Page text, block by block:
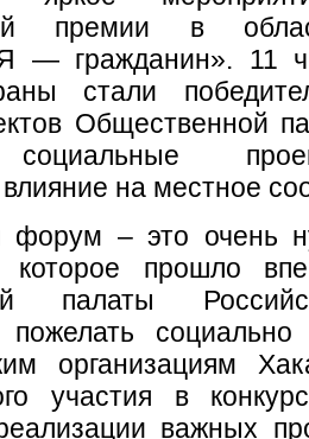
премии в
— гражданин». 11
стали
Общественной
социальные
на местное
форум – это очень
которое прошло
палаты
социально
организациям
участия в
важных